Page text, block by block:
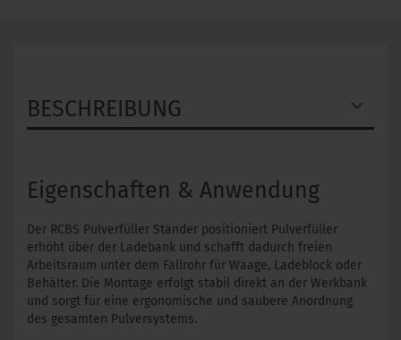
BESCHREIBUNG
Eigenschaften & Anwendung
Der RCBS Pulverfüller Ständer positioniert Pulverfüller
erhöht über der Ladebank und schafft dadurch freien
Arbeitsraum unter dem Fallrohr für Waage, Ladeblock oder
Behälter. Die Montage erfolgt stabil direkt an der Werkbank
und sorgt für eine ergonomische und saubere Anordnung
des gesamten Pulversystems.